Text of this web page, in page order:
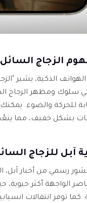
الذكية، يشير
سلوك ومظهر الزجاج
للحركة والضوء.
بشكل خفيف، مما
رسمي من أخبار آبل،
الواجهة أكثر
كما توفر انتقالات